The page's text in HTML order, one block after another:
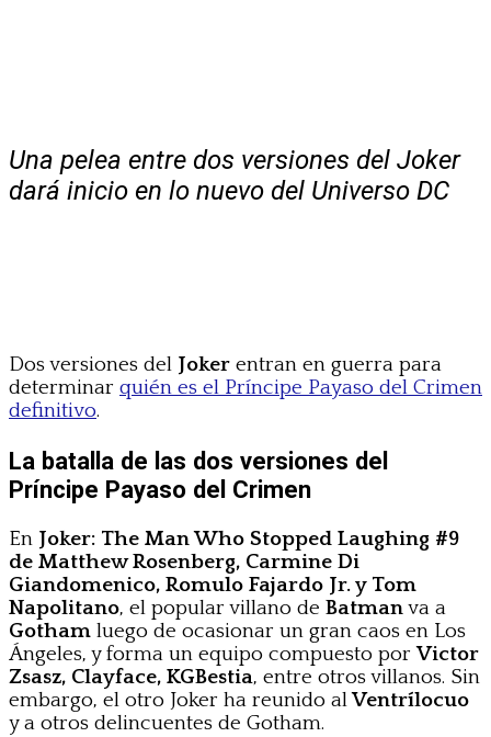
Una pelea entre dos versiones del Joker
dará inicio en lo nuevo del Universo DC
Dos versiones del Joker entran en guerra para
determinar quién es el Príncipe Payaso del Crimen
definitivo.
La batalla de las dos versiones del
Príncipe Payaso del Crimen
En Joker: The Man Who Stopped Laughing #9
de Matthew Rosenberg, Carmine Di
Giandomenico, Romulo Fajardo Jr. y Tom
Napolitano, el popular villano de Batmanva a
Gotham luego de ocasionar un gran caos en Los
Ángeles, y forma un equipo compuesto porVictor
Zsasz, Clayface, KGBestia, entre otros villanos. Sin
embargo, el otro Joker ha reunido alVentrílocuo
y a otros delincuentes de Gotham.